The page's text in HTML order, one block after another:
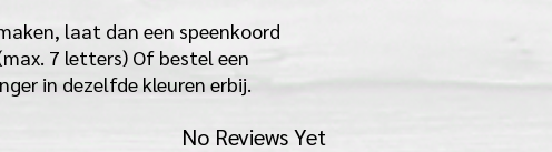
laat dan een speenkoord
7 letters) Of bestel een
in dezelfde kleuren erbij.
No Reviews Yet